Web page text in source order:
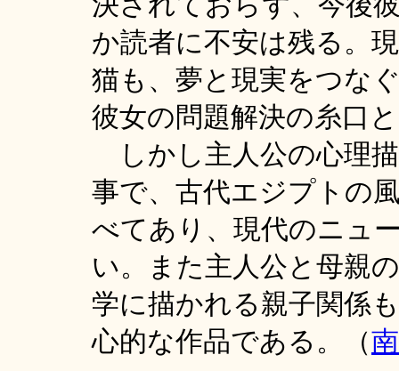
か読者に不安は残る。
猫も、夢と現実をつな
彼女の問題解決の糸口
しかし主人公の心理
事で、古代エジプトの
べてあり、現代のニュ
い。また主人公と母親
学に描かれる親子関係
心的な作品である。（